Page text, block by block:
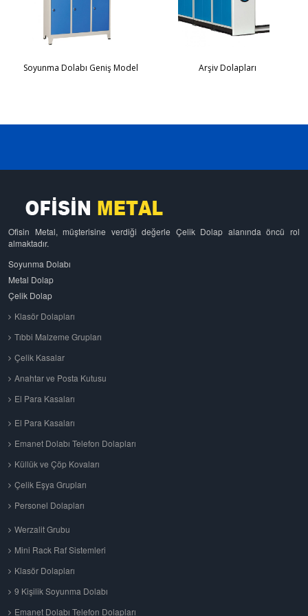
Soyunma Dolabı Geniş Model Arşiv Dolapları
Ofisin Metal, müşterisine verdiği değerle Çelik Dolap alanında öncü rol
almaktadır.
Soyunma Dolabı
Metal Dolap
Çelik Dolap
Klasör Dolapları
Tıbbi Malzeme Grupları
Çelik Kasalar
Anahtar ve Posta Kutusu
El Para Kasaları
El Para Kasaları
Emanet Dolabı Telefon Dolapları
Küllük ve Çöp Kovaları
Çelik Eşya Grupları
Personel Dolapları
Werzalit Grubu
Mini Rack Raf Sistemleri
Klasör Dolapları
9 Kişilik Soyunma Dolabı
Emanet Dolabı Telefon Dolapları